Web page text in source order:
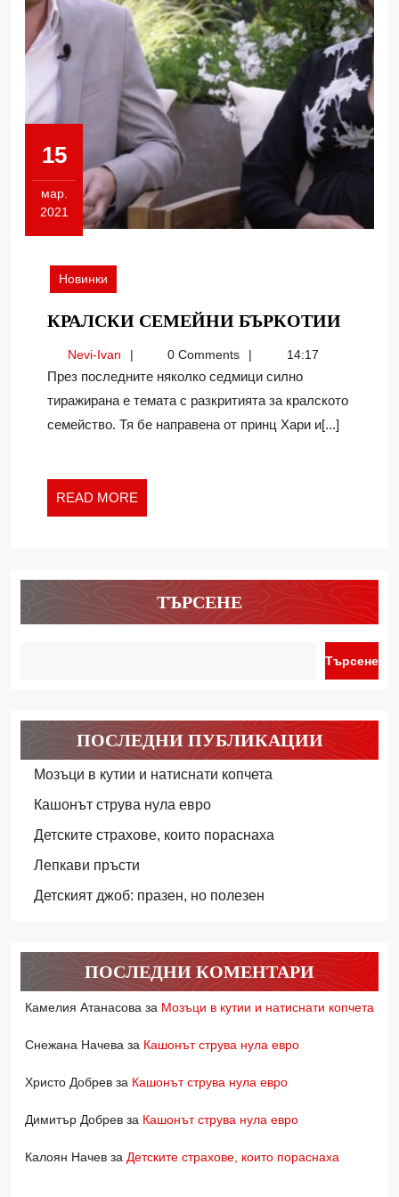
15
мар.
2021
15.03.2021
Новинки
КРАЛСКИ СЕМЕЙНИ БЪРКОТИИ
Nevi-IvanNevi-
Ivan
0 Comments 14:17
През последните няколко седмици силно
тиражирана е темата с разкритията за кралското
семейство. Тя бе направена от принц Хари и[...]
READ MORE
MORE
ТЪРСЕНЕ
Търсене
ПОСЛЕДНИ ПУБЛИКАЦИИ
Мозъци в кутии и натиснати копчета
Кашонът струва нула евро
Детските страхове, които пораснаха
Лепкави пръсти
Детският джоб: празен, но полезен
ПОСЛЕДНИ КОМЕНТАРИ
Камелия Атанасова за Мозъци в кутии и натиснати копчета
Снежана Начева за Кашонът струва нула евро
Христо Добрев за Кашонът струва нула евро
Димитър Добрев за Кашонът струва нула евро
Калоян Начев за Детските страхове, които пораснаха